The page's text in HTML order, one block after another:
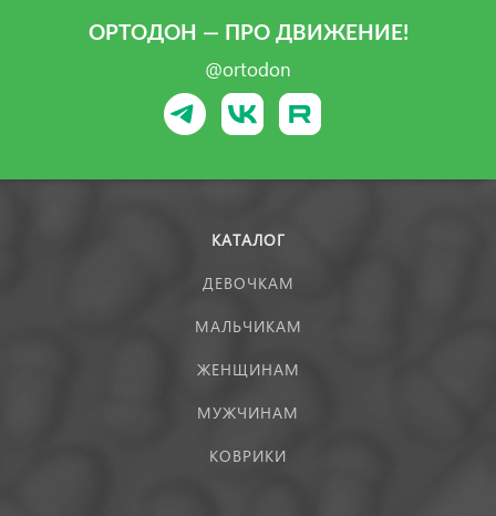
ОРТОДОН — ПРО ДВИЖЕНИЕ!
@ortodon
КАТАЛОГ
ДЕВОЧКАМ
МАЛЬЧИКАМ
ЖЕНЩИНАМ
МУЖЧИНАМ
КОВРИКИ